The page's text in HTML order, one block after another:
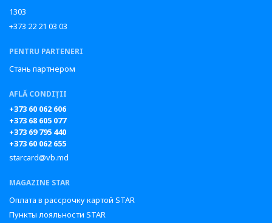
1303
+373 22 21 03 03
PENTRU PARTENERI
Стань партнером
AFLĂ CONDIȚII
+373 60 062 606
+373 68 605 077
+373 69 795 440
+373 60 062 655
starcard@vb.md
MAGAZINE STAR
Оплата в рассрочку картой STAR
Пункты лояльности STAR